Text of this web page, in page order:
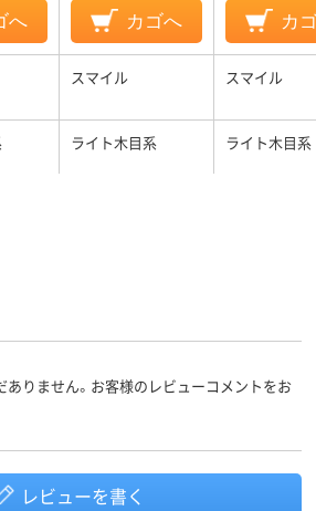
へ カゴへ カ
スマイル スマイル
ライト木目系 ライト木目系
りません。お客様のレビューコメントをお
レビューを書く